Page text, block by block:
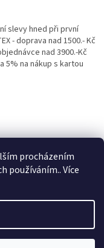
procházením
používáním.. Více
další nákupy. Čím
objednávky se sčítají.
Přejeme
slevy hned při první
- doprava nad 1500.- Kč
nad 3900.-Kč
5% na nákup s kartou
práva vyhrazena.